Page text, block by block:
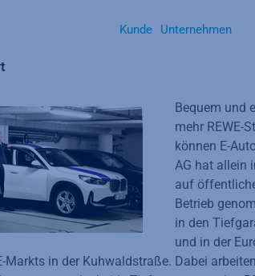
Kunde Unternehmen
Bequem und
mehr REWE-
können E-
AG hat allein
auf
Betrieb
in den
und in der
Markts in der Kuhwaldstraße. Dabei